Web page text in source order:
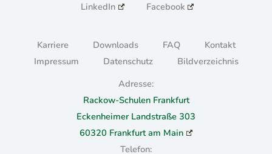
LinkedIn Facebook
Karriere Downloads FAQ
Kontakt
Impressum
Datenschutz
Bildverzeichnis
Adresse:
Rackow-Schulen Frankfurt
Eckenheimer Landstraße 303
60320 Frankfurt am Main
Telefon: